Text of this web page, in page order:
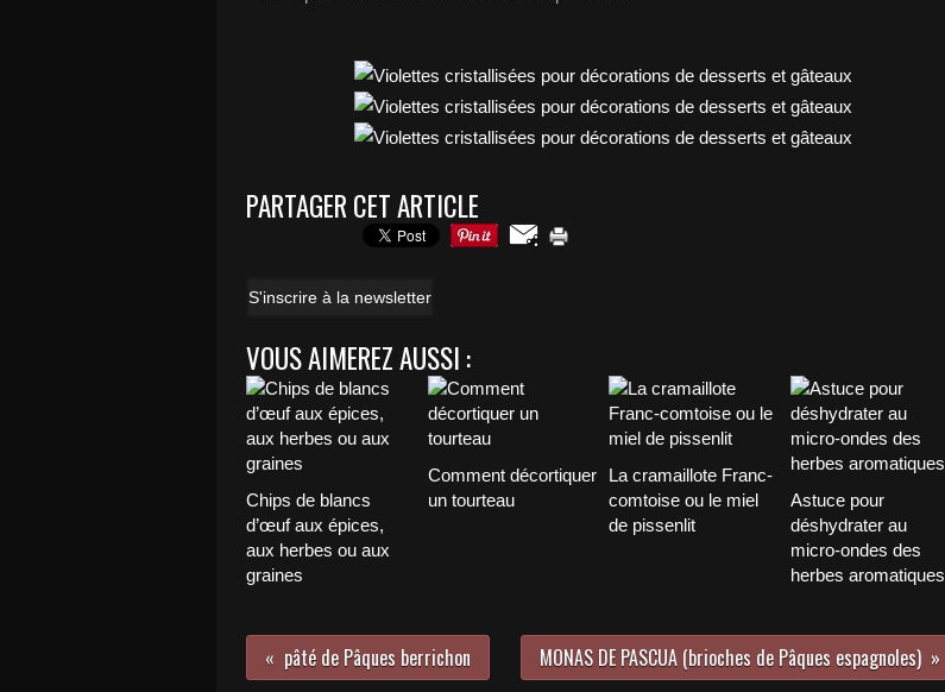
PARTAGER CET ARTICLE
S'inscrire à la newsletter
VOUS AIMEREZ AUSSI :
Chips de blancs
d’œuf aux épices,
aux herbes ou aux
graines
Comment décortiquer
un tourteau
La cramaillote Franc-
comtoise ou le miel
de pissenlit
Astuce pour
déshydrater au
micro-ondes des
herbes aromatiques
pâté de Pâques berrichon MONAS DE PASCUA (brioches de Pâques espagnoles)